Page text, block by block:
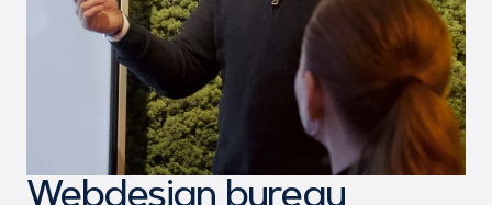
Webdesign bureau